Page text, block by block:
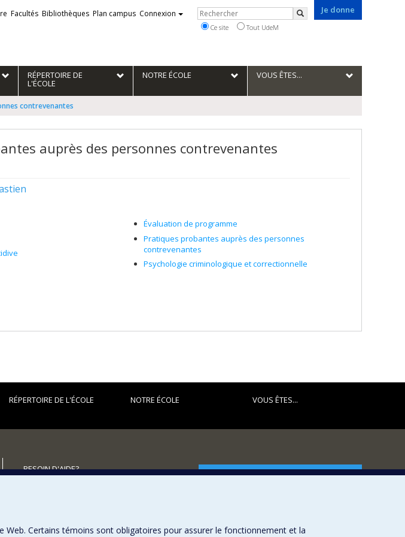
Je donne
Facultés Bibliothèques Plan campus Connexion Rechercher
Rechercher
Ce site Tout UdeM
RÉPERTOIRE DE
L'ÉCOLE
NOTRE ÉCOLE VOUS ÊTES...
contrevenantes
auprès des personnes contrevenantes
Évaluation de programme
Pratiques probantes auprès des personnes
contrevenantes
Psychologie criminologique et correctionnelle
RÉPERTOIRE DE L'ÉCOLE NOTRE ÉCOLE VOUS ÊTES...
BESOIN D'AIDE?
FACULTÉ DES ARTS ET DES SCIENCES
Nos programmes et cours
Web. Certains témoins sont obligatoires pour assurer le fonctionnement et la